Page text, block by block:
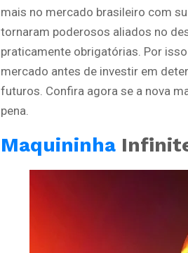
mais no mercado brasileiro com
tornaram poderosos aliados no
praticamente obrigatórias. Por
mercado antes de investir em
futuros. Confira agora se a nova
pena.
Maquininha